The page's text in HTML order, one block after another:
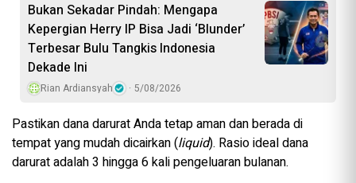
Bukan Sekadar Pindah: Mengapa
Kepergian Herry IP Bisa Jadi ‘Blunder’
Terbesar Bulu Tangkis Indonesia
Dekade Ini
Rian Ardiansyah 5/08/2026
Pastikan dana darurat Anda tetap aman dan berada di
tempat yang mudah dicairkan (liquid). Rasio ideal dana
darurat adalah 3 hingga 6 kali pengeluaran bulanan.